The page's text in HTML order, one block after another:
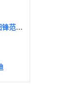
2021款本田锋范国六什么时候上市，2021款本田锋范最新消息